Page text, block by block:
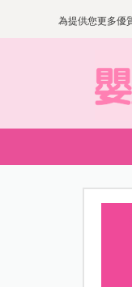
為提供您更多優